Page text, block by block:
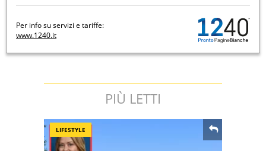
Per info su servizi e tariffe:
www.1240.it
PIÙ LETTI
LIFESTYLE